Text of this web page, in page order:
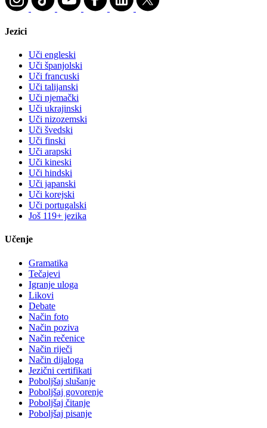
Jezici
Uči engleski
Uči španjolski
Uči francuski
Uči talijanski
Uči njemački
Uči ukrajinski
Uči nizozemski
Uči švedski
Uči finski
Uči arapski
Uči kineski
Uči hindski
Uči japanski
Uči korejski
Uči portugalski
Još 119+ jezika
Učenje
Gramatika
Tečajevi
Igranje uloga
Likovi
Debate
Način foto
Način poziva
Način rečenice
Način riječi
Način dijaloga
Jezični certifikati
Poboljšaj slušanje
Poboljšaj govorenje
Poboljšaj čitanje
Poboljšaj pisanje